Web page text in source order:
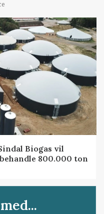
Biogas vil
800.000 ton